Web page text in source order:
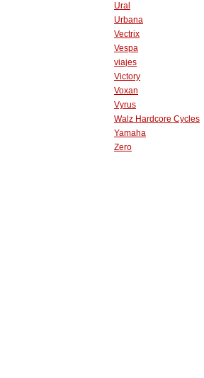
Ural
Urbana
Vectrix
Vespa
viajes
Victory
Voxan
Vyrus
Walz Hardcore Cycles
Yamaha
Zero